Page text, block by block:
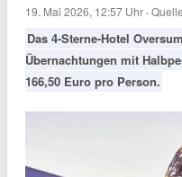
19. Mai 2026, 12:57 Uhr ·
Das 4-Sterne-Hotel
Übernachtungen mit
166,50 Euro pro Person.